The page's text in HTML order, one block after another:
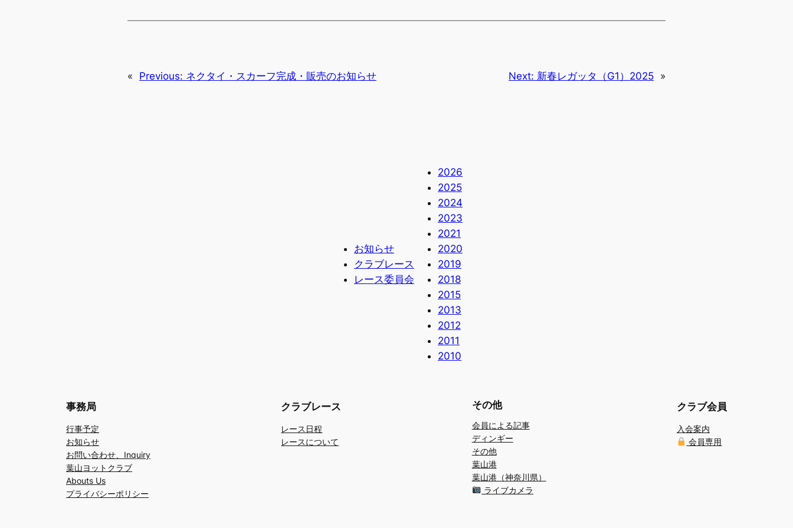
« Previous: ネクタイ・スカーフ完成・販売のお知らせ Next: 新春レガッタ（G1）2025 »
お知らせ
クラブレース
レース委員会
2026
2025
2024
2023
2021
2020
2019
2018
2015
2013
2012
2011
2010
事務局
行事予定
お知らせ
お問い合わせ、Inquiry
葉山ヨットクラブ
Abouts Us
プライバシーポリシー
クラブレース
レース日程
レースについて
その他
会員による記事
ディンギー
その他
葉山港
葉山港（神奈川県）
ライブカメラ
クラブ会員
入会案内
会員専用